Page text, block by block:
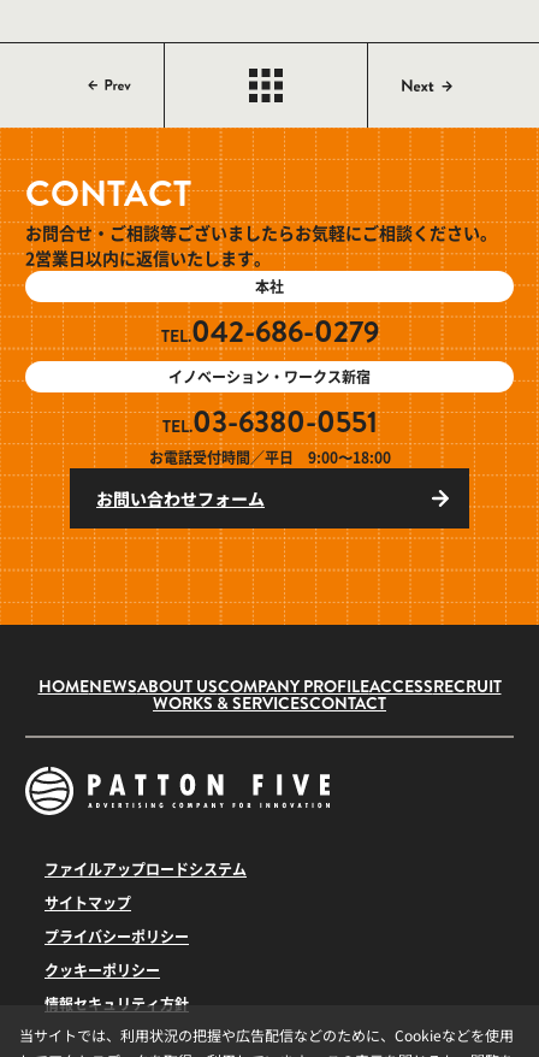
当サイトでは、利用状況の把握や広告配信などのために、Cookieなどを使用
CONTACT
お問合せ・ご相談等ございましたらお気軽にご相談ください。
2営業日以内に返信いたします。
本社
TEL.042-686-0279
イノベーション・ワークス新宿
TEL.03-6380-0551
お電話受付時間／平日 9:00〜18:00
お問い合わせフォーム
HOMENEWSABOUT USCOMPANY PROFILEACCESSRECRUIT
WORKS & SERVICESCONTACT
ファイルアップロードシステム
サイトマップ
プライバシーポリシー
クッキーポリシー
情報セキュリティ方針